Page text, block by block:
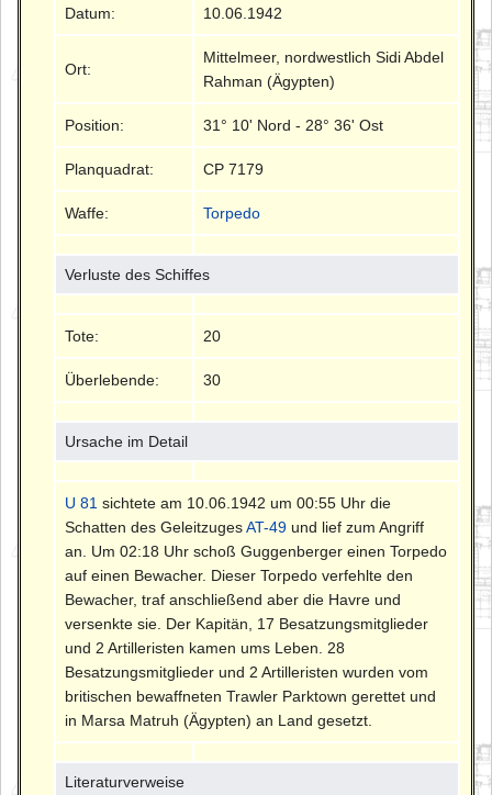
Datum: 10.06.1942
Ort:
Mittelmeer, nordwestlich Sidi Abdel
Rahman (Ägypten)
Position: 31° 10' Nord - 28° 36' Ost
Planquadrat: CP 7179
Waffe: Torpedo
Verluste des Schiffes
Tote: 20
Überlebende: 30
Ursache im Detail
U 81 sichtete am 10.06.1942 um 00:55 Uhr die
Schatten des GeleitzugesAT-49 und lief zum Angriff
an. Um 02:18 Uhr schoß Guggenberger einen Torpedo
auf einen Bewacher. Dieser Torpedo verfehlte den
Bewacher, traf anschließend aber die Havre und
versenkte sie. Der Kapitän, 17 Besatzungsmitglieder
und 2 Artilleristen kamen ums Leben. 28
Besatzungsmitglieder und 2 Artilleristen wurden vom
britischen bewaffneten Trawler Parktown gerettet und
in Marsa Matruh (Ägypten) an Land gesetzt.
Literaturverweise